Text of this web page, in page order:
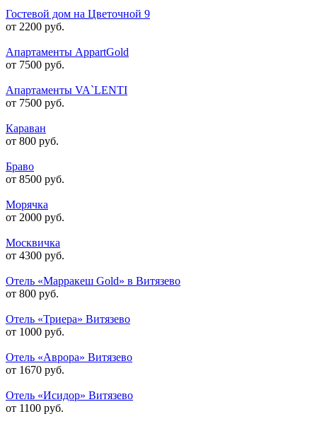
Гостевой дом на Цветочной 9
от 2200 руб.
Апартаменты AppartGold
от 7500 руб.
Апартаменты VA`LENTI
от 7500 руб.
Караван
от 800 руб.
Браво
от 8500 руб.
Морячка
от 2000 руб.
Москвичка
от 4300 руб.
Отель «Марракеш Gold» в Витязево
от 800 руб.
Отель «Триера» Витязево
от 1000 руб.
Отель «Аврора» Витязево
от 1670 руб.
Отель «Исидор» Витязево
от 1100 руб.